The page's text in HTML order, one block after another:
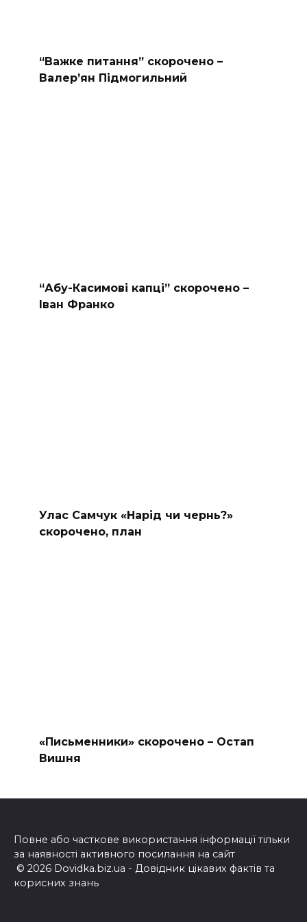
“Важке питання” скорочено –
Валер’ян Підмогильний
“Абу-Касимові капці” скорочено –
Іван Франко
Улас Самчук «Нарід чи чернь?»
скорочено, план
«Письменники» скорочено – Остап
Вишня
Повне або часткове використання інформації тільки
за наявності активного посилання на сайт
© 2026 Dovidka.biz.ua - Довідник цікавих фактів та
корисних знань